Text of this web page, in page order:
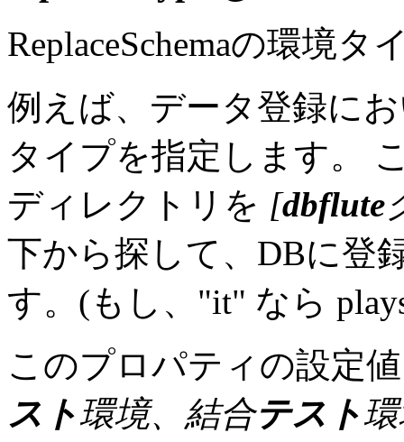
ReplaceSchemaの環境
例えば、データ登録に
タイプを指定します。
ディレクトリを [dbflute
下から探して、DBに登
す。(もし、"it" なら
このプロパティの設定
スト環境、結合テスト